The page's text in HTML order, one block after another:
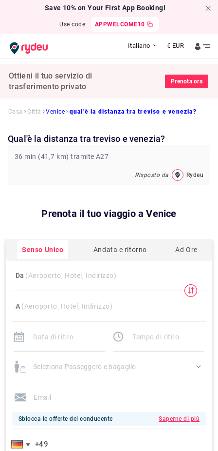
Save 10% on Your First App Booking!
Use code: APPWELCOME10
Italiano € EUR
Ottieni il tuo servizio di
trasferimento privato
Prenota ora
Casa Città Venice qual'è la distanza tra treviso e venezia?
qual'è la distanza tra treviso e venezia?
36 min (41,7 km) tramite A27
Risposto da Rydeu
Prenota il tuo viaggio a Venice
Senso Unico Andata e ritorno Ad Ore
Da (Aeroporto, Hotel, Indirizzo)
A (Aeroporto, Hotel, Indirizzo)
Seleziona Passeggero e bagaglio
Sblocca le offerte del conducente Saperne di più